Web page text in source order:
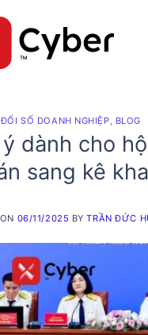
SỐ DOANH NGHIỆP, BLOG
dành cho
sang kê
06/11/2025 BYTRẦN ĐỨC